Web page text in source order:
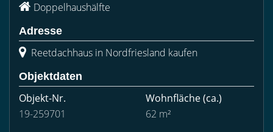
Doppelhaushälfte
Adresse
Reetdachhaus in Nordfriesland kaufen
Objektdaten
Objekt-Nr.
19-259701
Wohnfläche(ca.)
62 m²